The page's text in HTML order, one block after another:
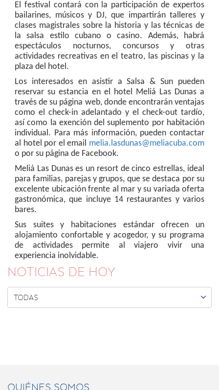
El festival contará con la participación de expertos
bailarines, músicos y DJ, que impartirán talleres y
clases magistrales sobre la historia y las técnicas de
la salsa estilo cubano o casino. Además, habrá
espectáculos nocturnos, concursos y otras
actividades recreativas en el teatro, las piscinas y la
plaza del hotel.
Los interesados en asistir a Salsa & Sun pueden
reservar su estancia en el hotel Meliá Las Dunas a
través de su página web, donde encontrarán ventajas
como el check-in adelantado y el check-out tardío,
así como la exención del suplemento por habitación
individual. Para más información, pueden contactar
al hotel por el email melia.lasdunas@meliacuba.com
o por su página de Facebook.
Meliá Las Dunas es un resort de cinco estrellas, ideal
para familias, parejas y grupos, que se destaca por su
excelente ubicación frente al mar y su variada oferta
gastronómica, que incluye 14 restaurantes y varios
bares.
Sus suites y habitaciones estándar ofrecen un
alojamiento confortable y acogedor, y su programa
de actividades permite al viajero vivir una
experiencia inolvidable.
NOTICIAS DE HOY
TODAS 
QUIÉNES SOMOS